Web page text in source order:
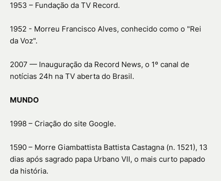
1953 – Fundação da TV Record.
1952 - Morreu Francisco Alves, conhecido como o "Rei
da Voz".
2007 — Inauguração da Record News, o 1º canal de
notícias 24h na TV aberta do Brasil.
MUNDO
1998 – Criação do site Google.
1590 – Morre Giambattista Battista Castagna (n. 1521), 13
dias após sagrado papa Urbano VII, o mais curto papado
da história.